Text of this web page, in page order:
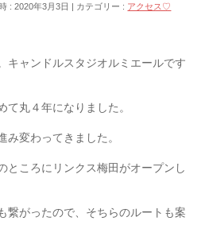
: 2020年3月3日 カテゴリー : アクセス♡
キャンドルスタジオルミエールです
て丸４年になりました。
み変わってきました。
ところにリンクス梅田がオープンし
繋がったので、そちらのルートも案